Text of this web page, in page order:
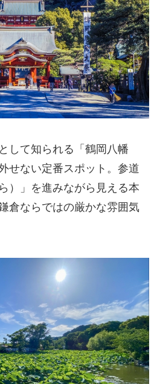
して知られる「鶴岡八幡
せない定番スポット。参道
）」を進みながら見える本
倉ならではの厳かな雰囲気